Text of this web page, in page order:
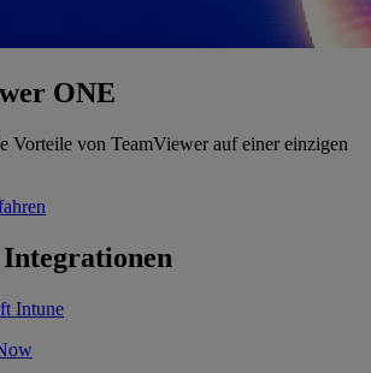
ONE
Vorteile von TeamViewer auf einer einzigen
Intune